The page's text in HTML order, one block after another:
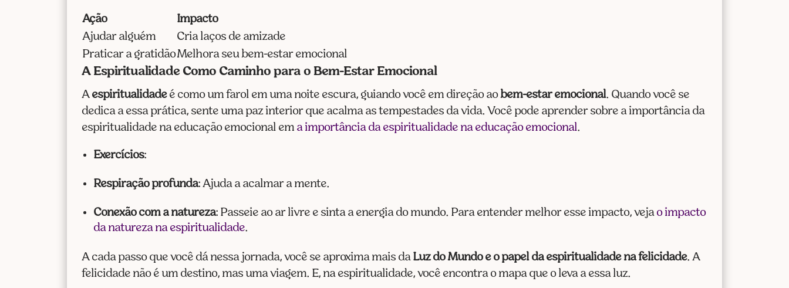
Ação
Impacto
Ajudar alguém
Cria laços de amizade
Praticar a gratidãoMelhora seu bem-estar emocional
A Espiritualidade Como Caminho para o Bem-Estar Emocional
A espiritualidadeé como um farol em uma noite escura, guiando você em direção aobem-estar emocional. Quando você se
dedica a essa prática, sente uma paz interior que acalma as tempestades da vida. Você pode aprender sobre a importância da
espiritualidade na educação emocional em a importância da espiritualidade na educação emocional.
Exercícios:
Respiração profunda: Ajuda a acalmar a mente.
Conexão com a natureza: Passeie ao ar livre e sinta a energia do mundo. Para entender melhor esse impacto, veja o impacto
da natureza na espiritualidade.
A cada passo que você dá nessa jornada, você se aproxima mais da Luz do Mundo e o papel da espiritualidade na felicidade. A
felicidade não é um destino, mas uma viagem. E, na espiritualidade, você encontra o mapa que o leva a essa luz.